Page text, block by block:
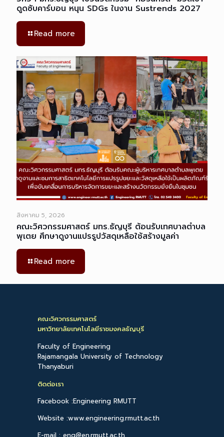
ดูดซับคาร์บอน หนุน SDGs ในงาน Sustrends 2027
Read more
สิงหาคม 5, 2026
คณะวิศวกรรมศาสตร์ มทร.ธัญบุรี ต้อนรับเทศบาลตำบล
พุเตย ศึกษาดูงานแปรรูปวัสดุเหลือใช้สร้างมูลค่า
Read more
คณะวิศวกรรมศาสตร์
มหาวิทยาลัยเทคโนโลยีราชมงคลธัญบุรี
Faculty of Engineering
Rajamangala University of Technology
Thanyaburi
ติดต่อเรา
Facebook :Engineering RMUTT
Website :www.engineering.rmutt.ac.th